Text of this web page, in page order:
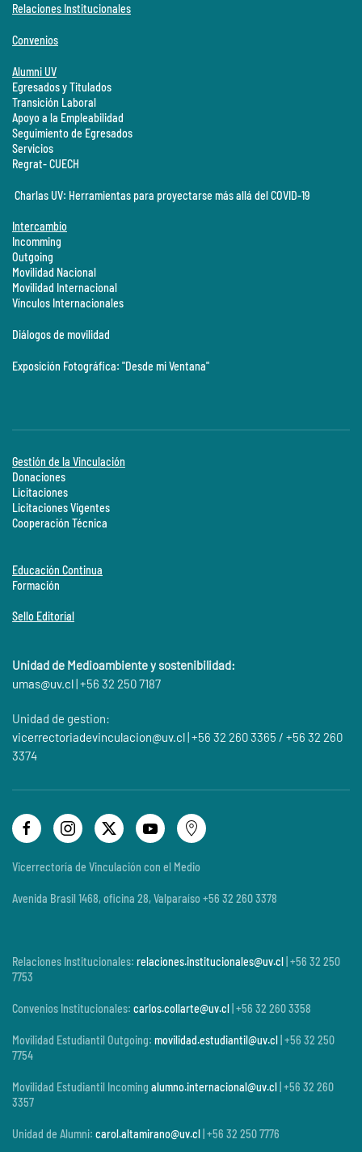
Relaciones Institucionales
Convenios
Alumni UV
Egresados y Titulados
Transición Laboral
Apoyo a la Empleabilidad
Seguimiento de Egresados
Servicios
Regrat- CUECH
Charlas UV: Herramientas para proyectarse más allá del COVID-19
Intercambio
Incomming
Outgoing
Movilidad Nacional
Movilidad Internacional
Vínculos Internacionales
Diálogos de movilidad
Exposición Fotográfica: "Desde mi Ventana"
Gestión de la Vinculación
Donaciones
Licitaciones
Licitaciones Vigentes
Cooperación Técnica
Educación Continua
Formación
Sello Editorial
Unidad de Medioambiente y sostenibilidad:
umas@uv.cl| +56 32 250 7187
Unidad de gestion:
vicerrectoriadevinculacion@uv.cl| +56 32 260 3365 / +56 32 260
3374
Vicerrectoría de Vinculación con el Medio
Avenida Brasil 1468, oficina 28, Valparaíso +56 32 260 3378
Relaciones Institucionales: relaciones.institucionales@uv.cl | +56 32 250
7753
Convenios Institucionales: carlos.collarte@uv.cl | +56 32 260 3358
Movilidad Estudiantil Outgoing: movilidad.estudiantil@uv.cl | +56 32 250
7754
Movilidad Estudiantil Incoming alumno.internacional@uv.cl | +56 32 260
3357
Unidad de Alumni: carol.altamirano@uv.cl | +56 32 250 7776